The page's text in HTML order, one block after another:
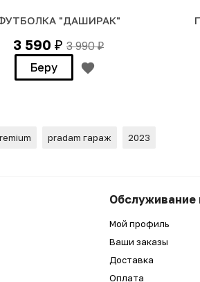
"ДАШИРАК"
3 590 ₽ 3 990₽
Беру
pradam гараж 2023
Обслуживание
Мой профиль
Ваши заказы
Доставка
Оплата